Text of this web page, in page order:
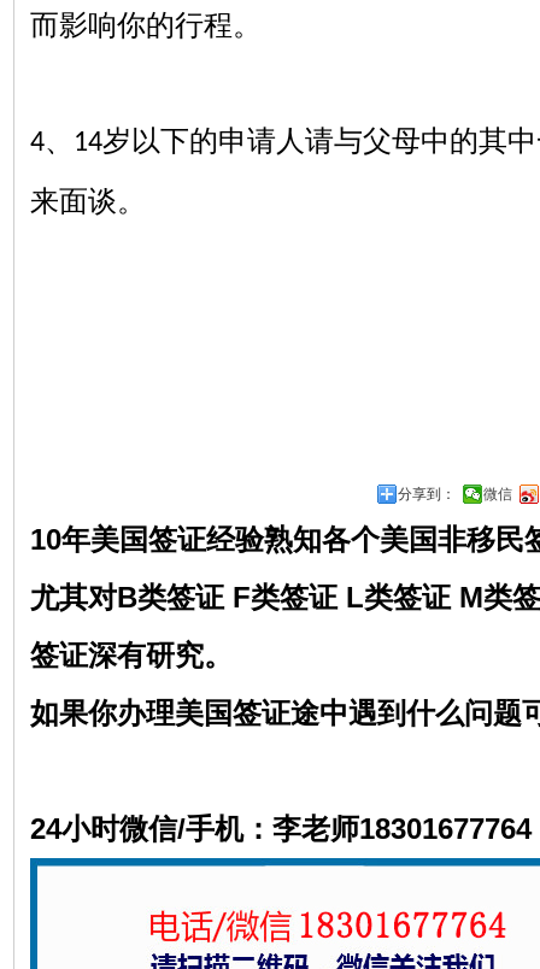
而影响你的行程。
4、 14岁以下的申请人请与父母中的其
来面谈。
分享到： 微信
10年美国签证经验熟知各个美国非移民
尤其对B类签证 F类签证 L类签证 M类
签证深有研究。
如果你办理美国签证途中遇到什么问题
24小时微信/手机：李老师18301677764